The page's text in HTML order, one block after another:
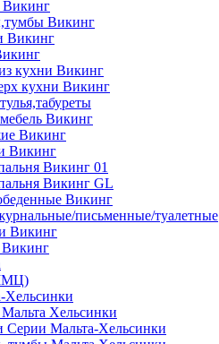
Викинг
Викинг
Викинг
кухни Викинг
кухни Викинг
Викинг
Викинг
Викинг
Викинг 01
Викинг GL
Викинг
письменные/туалетные
Викинг
Хельсинки
Хельсинки
Серии Мальта-Хельсинки